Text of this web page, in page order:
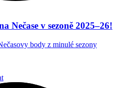
Nečase v sezoně 2025–26!
body z minulé sezony